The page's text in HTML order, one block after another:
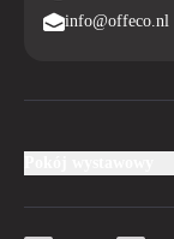
info@offeco.nl